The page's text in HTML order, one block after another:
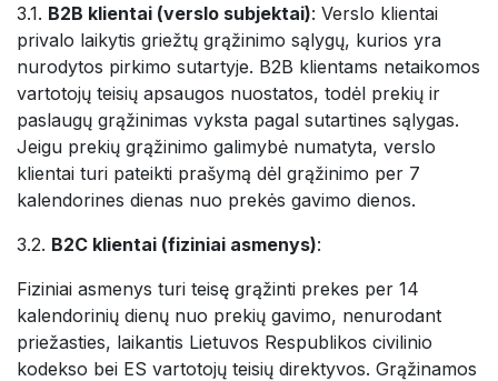
3.1. B2B klientai (verslo subjektai): Verslo klientai
privalo laikytis griežtų grąžinimo sąlygų, kurios yra
nurodytos pirkimo sutartyje. B2B klientams netaikomos
vartotojų teisių apsaugos nuostatos, todėl prekių ir
paslaugų grąžinimas vyksta pagal sutartines sąlygas.
Jeigu prekių grąžinimo galimybė numatyta, verslo
klientai turi pateikti prašymą dėl grąžinimo per 7
kalendorines dienas nuo prekės gavimo dienos.
3.2. B2C klientai (fiziniai asmenys):
Fiziniai asmenys turi teisę grąžinti prekes per 14
kalendorinių dienų nuo prekių gavimo, nenurodant
priežasties, laikantis Lietuvos Respublikos civilinio
kodekso bei ES vartotojų teisių direktyvos. Grąžinamos